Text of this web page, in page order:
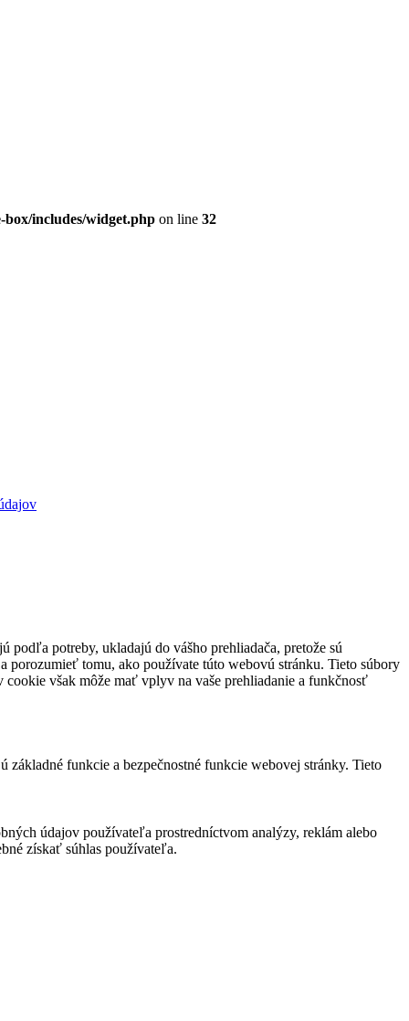
box/includes/widget.php on line 32
podľa potreby, ukladajú do vášho prehliadača, pretože sú
porozumieť tomu, ako používate túto webovú stránku. Tieto súbory
však môže mať vplyv na vaše prehliadanie a funkčnosť
základné funkcie a bezpečnostné funkcie webovej stránky. Tieto
údajov používateľa prostredníctvom analýzy, reklám alebo
získať súhlas používateľa.